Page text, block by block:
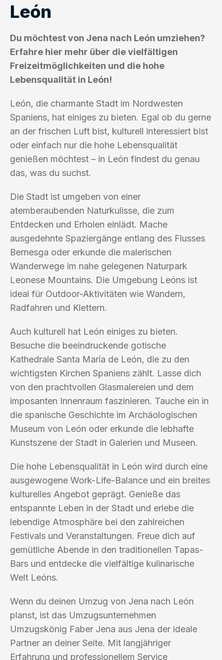
León
Du möchtest von Jena nach León umziehen?
Erfahre hier mehr über die vielfältigen
Freizeitmöglichkeiten und die hohe
Lebensqualität in León!
León, die charmante Stadt im Nordwesten
Spaniens, hat einiges zu bieten. Egal ob du gerne
an der frischen Luft bist, kulturell interessiert bist
oder einfach nur die hohe Lebensqualität
genießen möchtest – in León findest du genau
das, was du suchst.
Die Stadt ist umgeben von einer
atemberaubenden Naturkulisse, die zum
Entdecken und Erholen einlädt. Mache
ausgedehnte Spaziergänge entlang des Flusses
Bernesga oder erkunde die malerischen
Wanderwege im nahe gelegenen Naturpark
Leonese Mountains. Die Umgebung Leóns ist
ideal für Outdoor-Aktivitäten wie Wandern,
Radfahren und Klettern.
Auch kulturell hat León einiges zu bieten.
Besuche die beeindruckende gotische
Kathedrale Santa María de León, die zu den
wichtigsten Kirchen Spaniens zählt. Lasse dich
von den prachtvollen Glasmalereien und dem
imposanten Innenraum faszinieren. Tauche ein in
die spanische Geschichte im Archäologischen
Museum von León oder erkunde die lebhafte
Kunstszene der Stadt in Galerien und Museen.
Die hohe Lebensqualität in León wird durch eine
ausgewogene Work-Life-Balance und ein breites
kulturelles Angebot geprägt. Genieße das
entspannte Leben in der Stadt und erlebe die
lebendige Atmosphäre bei den zahlreichen
Festivals und Veranstaltungen. Freue dich auf
gemütliche Abende in den traditionellen Tapas-
Bars und entdecke die vielfältige kulinarische
Welt Leóns.
Wenn du deinen Umzug von Jena nach León
planst, ist das Umzugsunternehmen
Umzugskönig Faber Jena aus Jena der ideale
Partner an deiner Seite. Mit langjähriger
Erfahrung und professionellem Service